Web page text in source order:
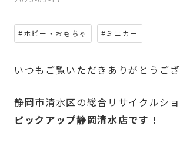
#ホビー・おもちゃ #ミニカー
いつもご覧いただきありがとうござ
静岡市清水区の総合リサイクルシ
ピックアップ静岡清水店です！